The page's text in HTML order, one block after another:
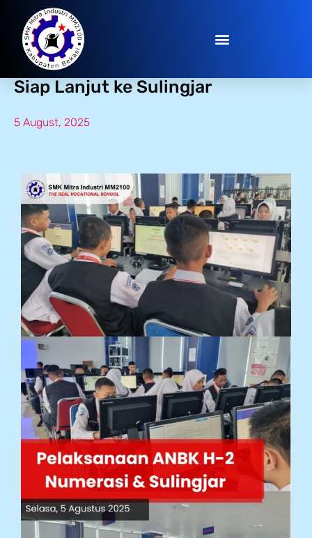
ANBK Day-2: Lancar, Tertib, dan
Siap Lanjut ke Sulingjar
5 August, 2025